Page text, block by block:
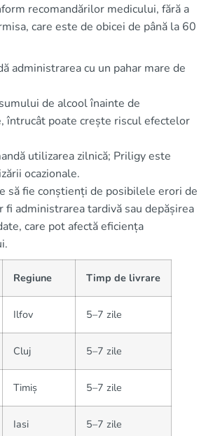
recomandărilor medicului, fără a
care este de obicei de până la 60
administrarea cu un pahar mare de
de alcool înainte de
întrucât poate crește riscul efectelor
utilizarea zilnică; Priligy este
ocazionale.
să fie conștienți de posibilele erori de
fi administrarea tardivă sau depășirea
care pot afectă eficiența
Regiune Timp de livrare
Ilfov 5–7 zile
Cluj 5–7 zile
Timiș 5–7 zile
Iasi 5–7 zile